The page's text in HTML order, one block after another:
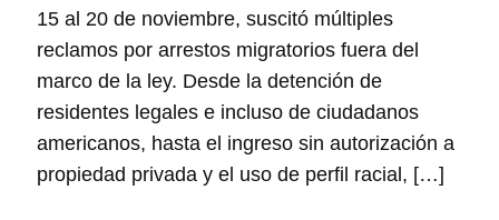
15 al 20 de noviembre, suscitó múltiples
reclamos por arrestos migratorios fuera del
marco de la ley. Desde la detención de
residentes legales e incluso de ciudadanos
americanos, hasta el ingreso sin autorización a
propiedad privada y el uso de perfil racial, […]